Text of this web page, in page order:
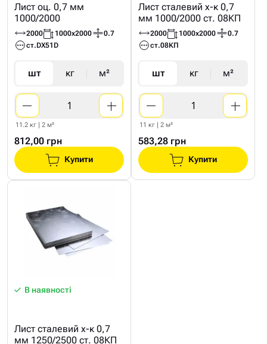
Лист оц. 0,7 мм
1000/2000
2000 1000х2000
0.7
ст.DX51D
шт кг м²
11.2 кг | 2 м²
812,00 грн
Купити
Лист сталевий х-к 0,7
мм 1000/2000 ст. 08КП
2000 1000х2000
0.7
ст.08КП
шт кг м²
11 кг | 2 м²
583,28 грн
Купити
В наявності
Лист сталевий х-к 0,7
мм 1250/2500 ст. 08КП